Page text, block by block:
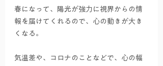
春になって、陽光が強力に視界からの情
報を届けてくれるので、心の動きが大き
くなる。
気温差や、コロナのことなどで、心の幅